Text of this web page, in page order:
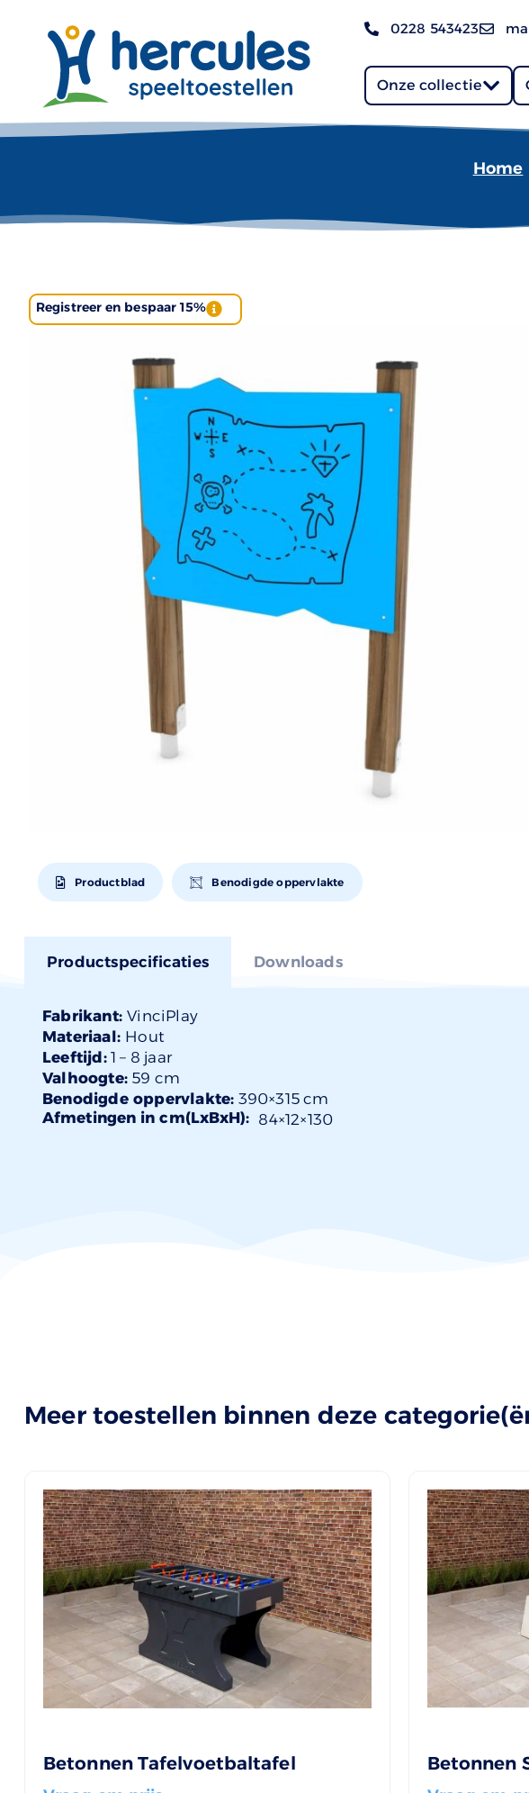
0228 543423
Onze collectie
Home
Registreer en bespaar 15%
Productblad Benodigde oppervlakte
Productspecificaties Downloads
Fabrikant:VinciPlay
Materiaal: Hout
Leeftijd:1 – 8 jaar
Valhoogte: 59 cm
Benodigde oppervlakte: 390×315 cm
Afmetingen in cm(LxBxH): 84×12×130
Meer toestellen binnen deze
Betonnen Tafelvoetbaltafel Betonnen